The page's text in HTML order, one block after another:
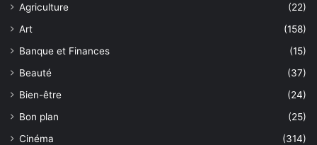
Agriculture
(22)
Art
(158)
Banque et Finances
(15)
Beauté
(37)
Bien-être
(24)
Bon plan
(25)
Cinéma
(314)